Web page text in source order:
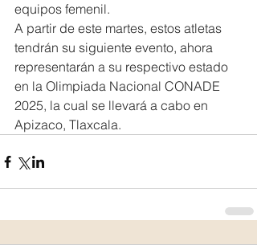
equipos femenil.
A partir de este martes, estos atletas
tendrán su siguiente evento, ahora
representarán a su respectivo estado
en la Olimpiada Nacional CONADE
2025, la cual se llevará a cabo en
Apizaco, Tlaxcala.